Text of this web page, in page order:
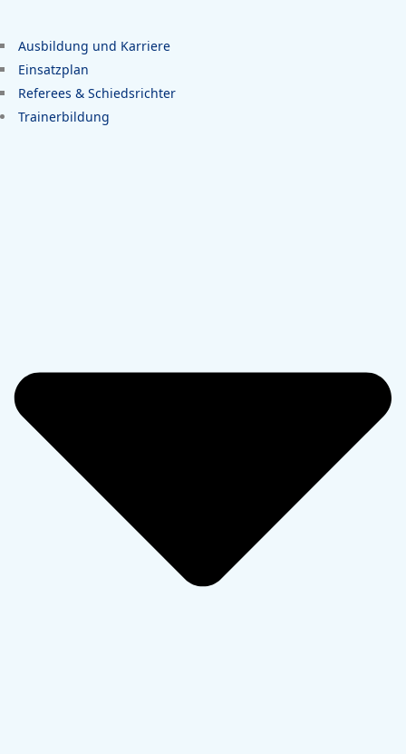
Ausbildung und Karriere
Einsatzplan
Referees & Schiedsrichter
Trainerbildung